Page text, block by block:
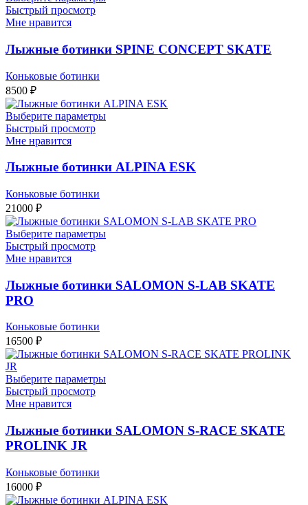
Быстрый просмотр
Мне нравится
Лыжные ботинки SPINE CONCEPT SKATE
Коньковые ботинки
8500 ₽
Выберите параметры
Быстрый просмотр
Мне нравится
Лыжные ботинки ALPINA ESK
Коньковые ботинки
21000 ₽
Выберите параметры
Быстрый просмотр
Мне нравится
Лыжные ботинки SALOMON S-LAB SKATE
PRO
Коньковые ботинки
16500 ₽
Выберите параметры
Быстрый просмотр
Мне нравится
Лыжные ботинки SALOMON S-RACE SKATE
PROLINK JR
Коньковые ботинки
16000 ₽